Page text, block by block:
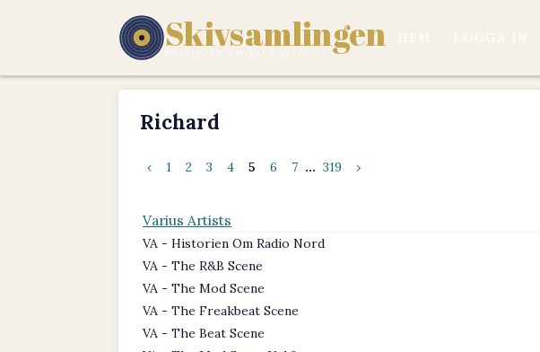
Skivsamlingen
Richard
‹ 1 2 3 4 5 6 7 ... 319 ›
Varius Artists
VA - Historien Om Radio Nord
VA - The R&B Scene
VA - The Mod Scene
VA - The Freakbeat Scene
VA - The Beat Scene